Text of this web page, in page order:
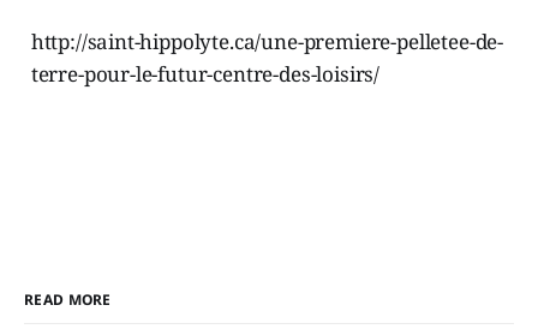
http://saint-hippolyte.ca/une-premiere-pelletee-de-
terre-pour-le-futur-centre-des-loisirs/
READ MORE